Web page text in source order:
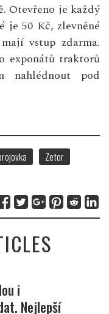
Otevřeno je každý
je 50 Kč, zlevněné
vstup zdarma.
exponátů traktorů
nahlédnout pod
Zetor
i
Nejlepší